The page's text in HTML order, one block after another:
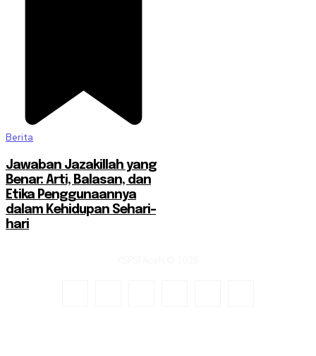
Berita
Jawaban Jazakillah yang
Benar: Arti, Balasan, dan
Etika Penggunaannya
dalam Kehidupan Sehari-
hari